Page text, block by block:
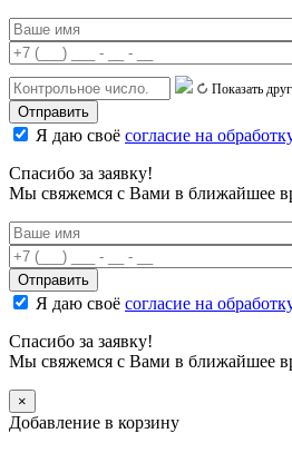
Показать
Я даю своё согласие на
Спасибо за заявку!
Мы свяжемся с Вами в ближайшее
Я даю своё согласие на
Спасибо за заявку!
Мы свяжемся с Вами в ближайшее
×
Добавление в корзину